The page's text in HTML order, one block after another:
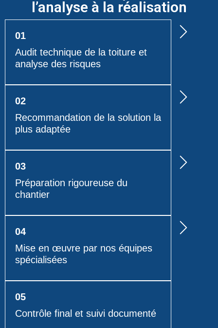
l’analyse à la réalisation
01
Audit technique de la toiture et
analyse des risques
02
Recommandation de la solution la
plus adaptée
03
Préparation rigoureuse du
chantier
04
Mise en œuvre par nos équipes
spécialisées
05
Contrôle final et suivi documenté